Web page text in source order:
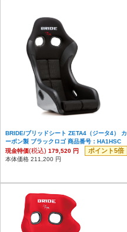
BRIDE/ブリッドシート ZETA4（ジータ4） カ
ーボン製 ブラックロゴ 商品番号：HA1HSC
現金特価(税込) 179,520 円 ポイント5倍
本体価格 211,200 円